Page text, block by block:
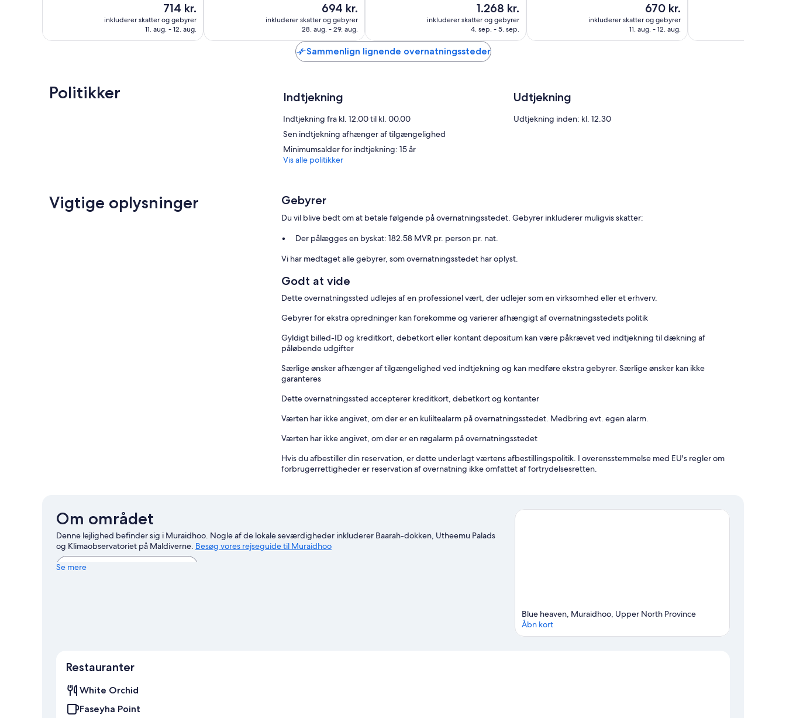
Prisen
er
714 kr.
714 kr.
inkluderer skatter og gebyrer
11. aug. - 12. aug.
anmeldelser
Prisen
er
694 kr.
694 kr.
inkluderer skatter og gebyrer
28. aug. - 29. aug.
Prisen
er
1.268 kr.
1.268 kr.
inkluderer skatter og gebyrer
4. sep. - 5. sep.
Prisen
er
670 kr.
670 kr.
inkluderer skatter og gebyrer
11. aug. - 12. aug.
Sammenlign lignende overnatningssteder
Politikker Indtjekning
Indtjekning fra kl. 12.00 til kl. 00.00
Sen indtjekning afhænger af tilgængelighed
Minimumsalder for indtjekning: 15 år
Udtjekning
Udtjekning inden: kl. 12.30
Vis alle politikker
Vigtige oplysninger Gebyrer
Du vil blive bedt om at betale følgende på overnatningsstedet. Gebyrer inkluderer muligvis skatter:
Der pålægges en byskat: 182.58 MVR pr. person pr. nat.
Vi har medtaget alle gebyrer, som overnatningsstedet har oplyst.
Godt at vide
Dette overnatningssted udlejes af en professionel vært, der udlejer som en virksomhed eller et erhverv.
Gebyrer for ekstra opredninger kan forekomme og varierer afhængigt af overnatningsstedets politik
Gyldigt billed-ID og kreditkort, debetkort eller kontant depositum kan være påkrævet ved indtjekning til dækning af
påløbende udgifter
Særlige ønsker afhænger af tilgængelighed ved indtjekning og kan medføre ekstra gebyrer. Særlige ønsker kan ikke
garanteres
Dette overnatningssted accepterer kreditkort, debetkort og kontanter
Værten har ikke angivet, om der er en kuliltealarm på overnatningsstedet. Medbring evt. egen alarm.
Værten har ikke angivet, om der er en røgalarm på overnatningsstedet
Hvis du afbestiller din reservation, er dette underlagt værtens afbestillingspolitik. I overensstemmelse med EU's regler om
forbrugerrettigheder er reservation af overnatning ikke omfattet af fortrydelsesretten.
Om området
Denne lejlighed befinder sig i Muraidhoo. Nogle af de lokale seværdigheder inkluderer Baarah-dokken, Utheemu Palads
og Klimaobservatoriet på Maldiverne. Besøg vores rejseguide til Muraidhoo
Vis flere lejligheder i Muraidhoo
Se mere
Blue heaven, Muraidhoo, Upper North Province
Åbn kort
Restauranter
White Orchid
Faseyha Point